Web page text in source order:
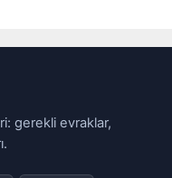
gerekli evraklar,